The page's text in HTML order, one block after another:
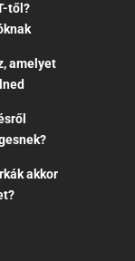
től?
amelyet
akkor